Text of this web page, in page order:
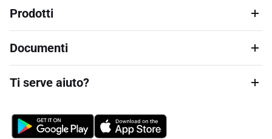
Prodotti
Documenti
Ti serve aiuto?